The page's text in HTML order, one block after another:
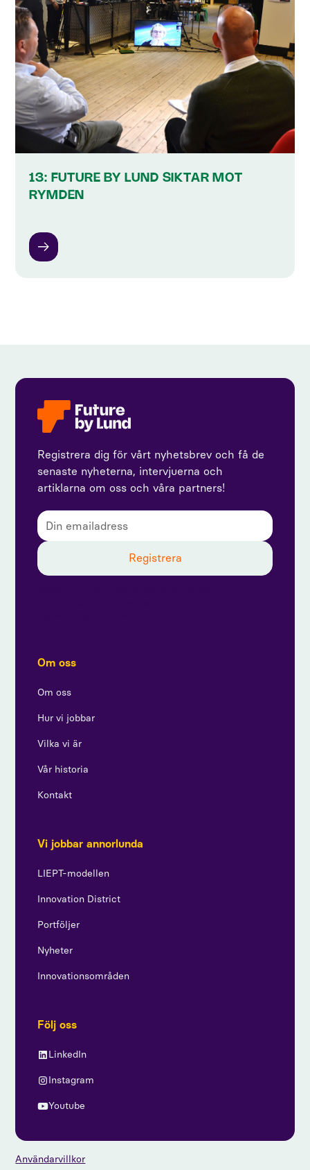
13: FUTURE BY LUND SIKTAR MOT
RYMDEN
Registrera dig för vårt nyhetsbrev och få de
senaste nyheterna, intervjuerna och
artiklarna om oss och våra partners!
Om oss
Om oss
Hur vi jobbar
Vilka vi är
Vår historia
Kontakt
Vi jobbar annorlunda
LIEPT-modellen
Innovation District
Portföljer
Nyheter
Innovationsområden
Följ oss
LinkedIn
Instagram
Youtube
Användarvillkor